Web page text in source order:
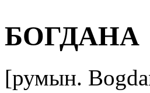
БОГДАНА
[румын.